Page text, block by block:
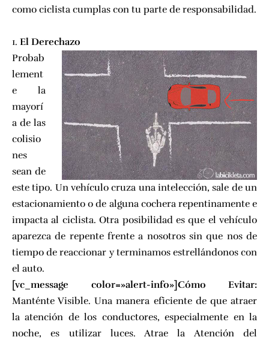
como ciclista cumplas con tu parte de responsabilidad.
1. El Derechazo
Probab
lement
e la
mayorí
a de las
colisio
nes
sean de
este tipo. Un vehículo cruza una intelección, sale de un
estacionamiento o de alguna cochera repentinamente e
impacta al ciclista. Otra posibilidad es que el vehículo
aparezca de repente frente a nosotros sin que nos de
tiempo de reaccionar y terminamos estrellándonos con
el auto.
[vc_message color=»alert-info»]Cómo Evitar:
Manténte Visible. Una manera eficiente de que atraer
la atención de los conductores, especialmente en la
noche, es utilizar luces. Atrae la Atención del